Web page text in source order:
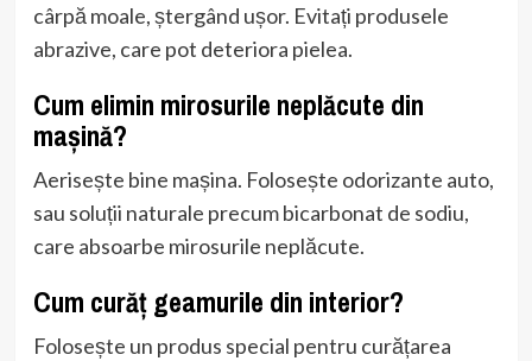
cârpă moale, ștergând ușor. Evitați produsele
abrazive, care pot deteriora pielea.
Cum elimin mirosurile neplăcute din
mașină?
Aerisește bine mașina. Folosește odorizante auto,
sau soluții naturale precum bicarbonat de sodiu,
care absoarbe mirosurile neplăcute.
Cum curăț geamurile din interior?
Folosește un produs special pentru curățarea